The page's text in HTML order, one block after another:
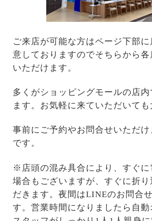
ご来店が可能な方はページ下部に
意しておりますのでそちらから
いただけます。
多くがショッピングモールの店内
ます。お気軽に来ていただいても
事前にご予約やお問合せいただ
です。
※店頭の混み具合により、すぐに
場合もございますが、すぐに折り
だきます。夜間はLINEのお問合
す。営業時間になりましたら自動